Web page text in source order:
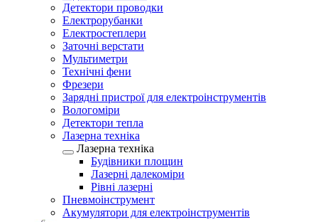
Детектори проводки
Електрорубанки
Електростеплери
Заточні верстати
Мультиметри
Технічні фени
Фрезери
Зарядні пристрої для електроінструментів
Вологоміри
Детектори тепла
Лазерна техніка
Лазерна техніка
Будівники площин
Лазерні далекоміри
Рівні лазерні
Пневмоінструмент
Акумулятори для електроінструментів